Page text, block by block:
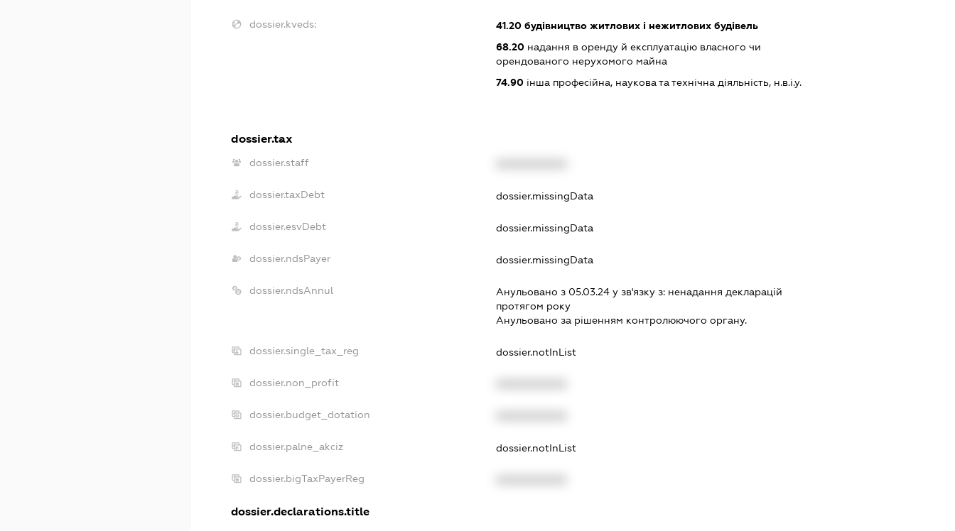
dossier.kveds: 41.20будівництво житлових і нежитлових будівель
68.20надання в оренду й експлуатацію власного чи
орендованого нерухомого майна
74.90інша професійна, наукова та технічна діяльність, н.в.і.у.
dossier.tax
dossier.staff
dossier.taxDebt dossier.missingData
dossier.esvDebt dossier.missingData
dossier.ndsPayer dossier.missingData
dossier.ndsAnnul Анульовано з 05.03.24 у зв'язку з: ненадання декларацiй
протягом року
Анульовано за рiшенням контролюючого органу.
dossier.single_tax_reg dossier.notInList
dossier.non_profit
dossier.budget_dotation
dossier.palne_akciz dossier.notInList
dossier.bigTaxPayerReg
dossier.declarations.title